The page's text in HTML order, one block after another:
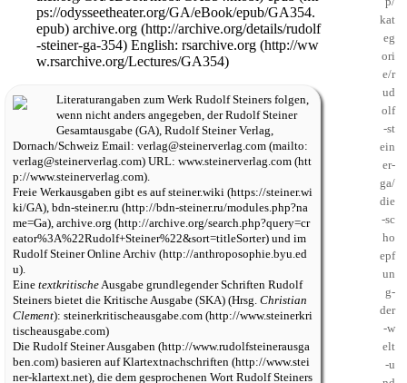
archive.org
English: rsarchive.org
Literaturangaben zum Werk Rudolf Steiners folgen,
wenn nicht anders angegeben, derRudolf Steiner
Gesamtausgabe (GA), Rudolf Steiner Verlag,
Dornach/Schweiz Email: verlag@steinerverlag.com
URL: www.steinerverlag.com
.
Freie Werkausgaben gibt es aufsteiner.wiki
, bdn-steiner.ru
, archive.org
und im
Rudolf Steiner Online Archiv
.
Eine textkritischeAusgabe grundlegender Schriften Rudolf
Steiners bietet die Kritische Ausgabe (SKA) (Hrsg. Christian
Clement): steinerkritischeausgabe.com
Die Rudolf Steiner Ausgaben
basieren aufKlartextnachschriften
, die dem gesprochenen Wort Rudolf Steiners